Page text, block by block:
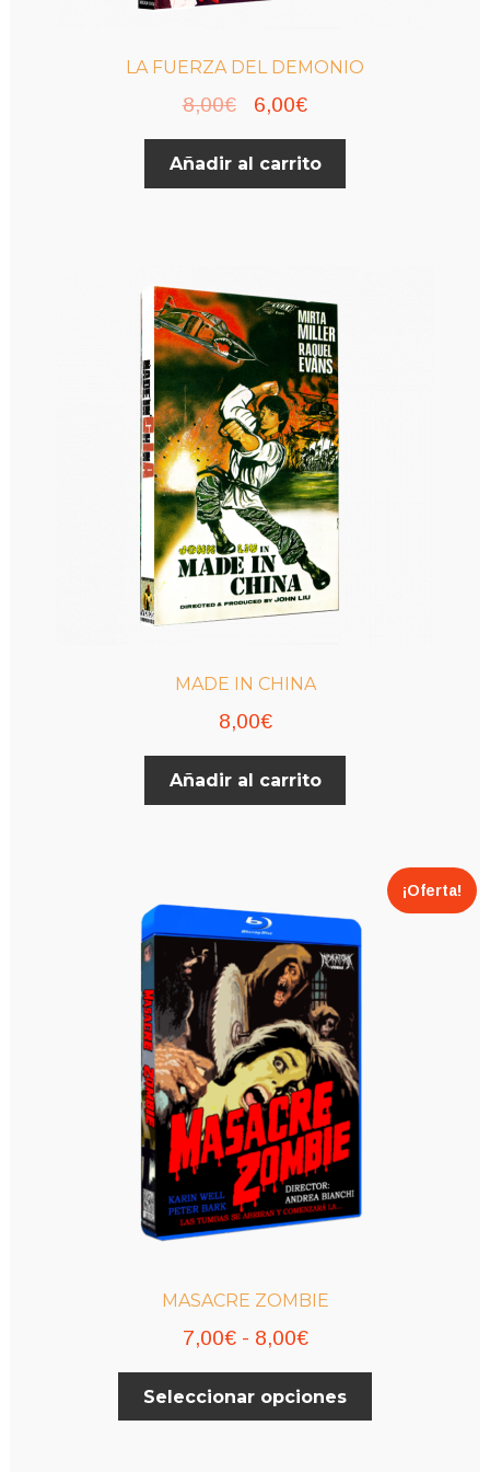
LA FUERZA DEL DEMONIO
8,00€
El
precio
original
6,00€El
precio
actual
Añadir al carrito
MADE IN CHINA
8,00€
Añadir al carrito
MASACRE ZOMBIE
¡Oferta!
7,00€ - 8,00€Rango
de
precios:
Seleccionar opciones